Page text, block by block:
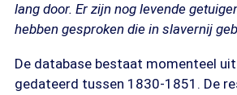
lang door. Er zijn nog levende
hebben gesproken die in slavernij
De database bestaat momenteel
gedateerd tussen 1830-1851. De